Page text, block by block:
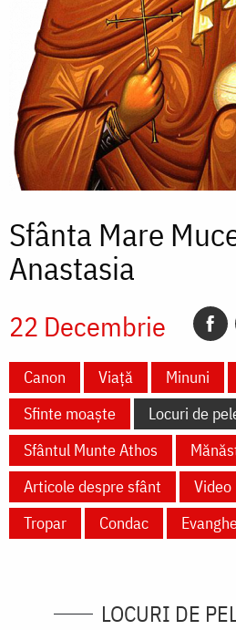
Sfânta Mare
Anastasia
22 Decembrie
Canon Viață Minuni
Sfinte moaște
Locuri de
Sfântul Munte Athos
Articole despre sfânt
Video
Tropar
Condac
LOCURI DE